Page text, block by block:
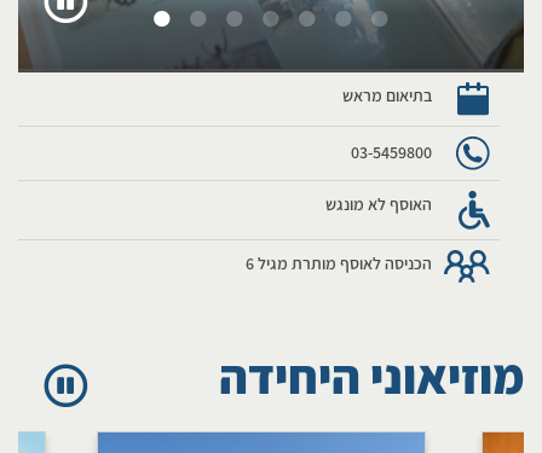
בתיאום מראש
​​03-5459800​
האוסף לא מונגש
הכניסה לאוסף מותרת מגיל 6
מוזיאוני היחידה